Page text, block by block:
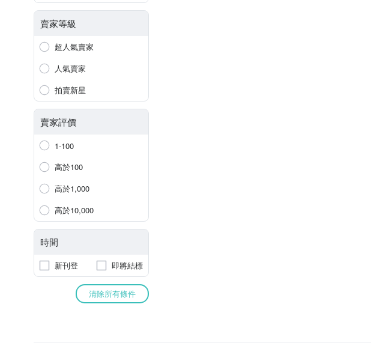
賣家等級
超人氣賣家
人氣賣家
拍賣新星
賣家評價
1-100
高於100
高於1,000
高於10,000
時間
新刊登 即將結標
清除所有條件